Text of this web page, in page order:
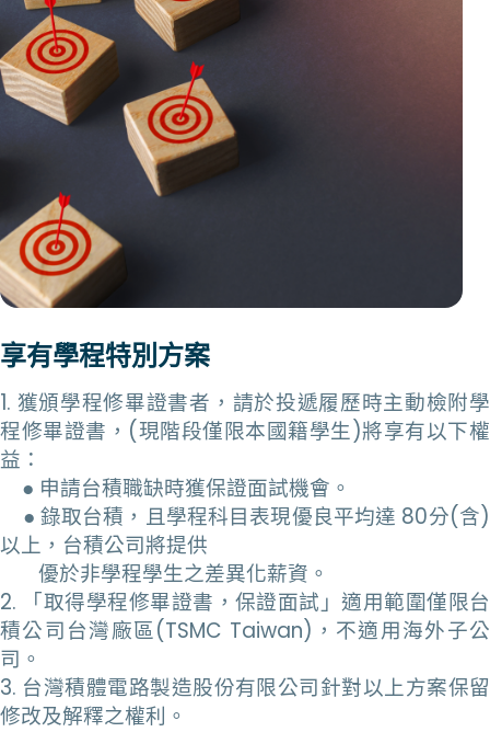
享有學程特別方案
1. 獲頒學程修畢證書者，請於投遞履歷時主動檢附學
程修畢證書，(現階段僅限本國籍學生)將享有以下權
益：
● 申請台積職缺時獲保證面試機會。
● 錄取台積，且學程科目表現優良平均達 80分(含)
以上，台積公司將提供
優於非學程學生之差異化薪資。
2. 「取得學程修畢證書，保證面試」適用範圍僅限台
積公司台灣廠區(TSMC Taiwan)，不適用海外子公
司。
3. 台灣積體電路製造股份有限公司針對以上方案保留
修改及解釋之權利。